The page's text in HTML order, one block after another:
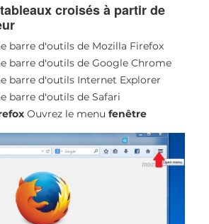
croisés à partir de
barre d'outils de Mozilla Firefox
barre d'outils de Google Chrome
barre d'outils Internet Explorer
barre d'outils de Safari
Ouvrez le menu fenêtre